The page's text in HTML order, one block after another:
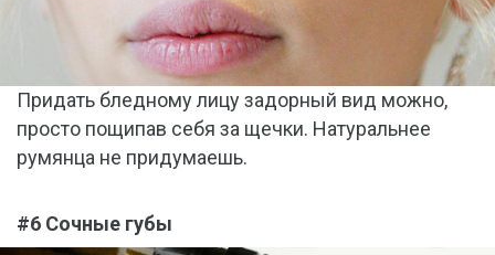
Придать бледному лицу задорный вид можно,
просто пощипав себя за щечки. Натуральнее
румянца не придумаешь.
#6 Сочные губы